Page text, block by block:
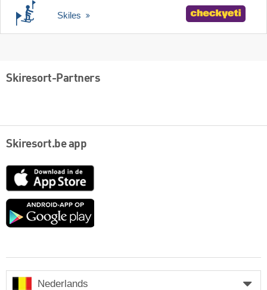
Skiles
Skiresort-Partners
Skiresort.be app
App
Google
Nederlands